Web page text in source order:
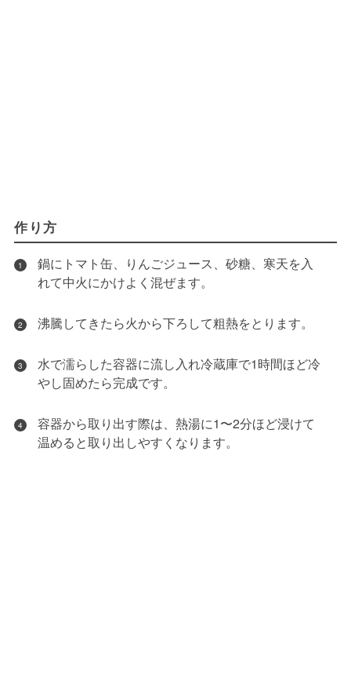
作り方
1
鍋にトマト缶、りんごジュース、砂糖、寒天を入
れて中火にかけよく混ぜます。
2 沸騰してきたら火から下ろして粗熱をとります。
3
水で濡らした容器に流し入れ冷蔵庫で1時間ほど冷
やし固めたら完成です。
4
容器から取り出す際は、熱湯に1〜2分ほど浸けて
温めると取り出しやすくなります。